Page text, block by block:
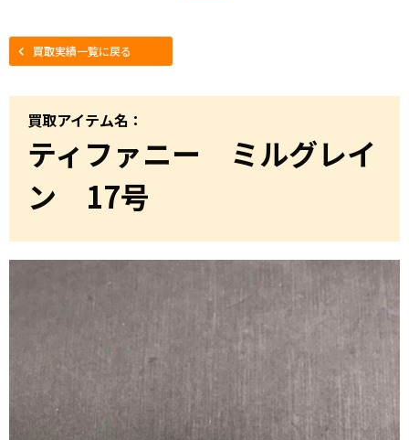
買取実績一覧に戻る
買取アイテム名：
ティファニー ミルグレイ
ン 17号